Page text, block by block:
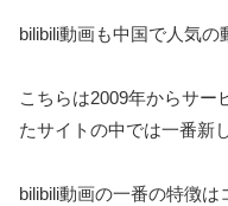
bilibili動画も中国で人気の
こちらは2009年からサー
たサイトの中では一番新
bilibili動画の一番の特徴